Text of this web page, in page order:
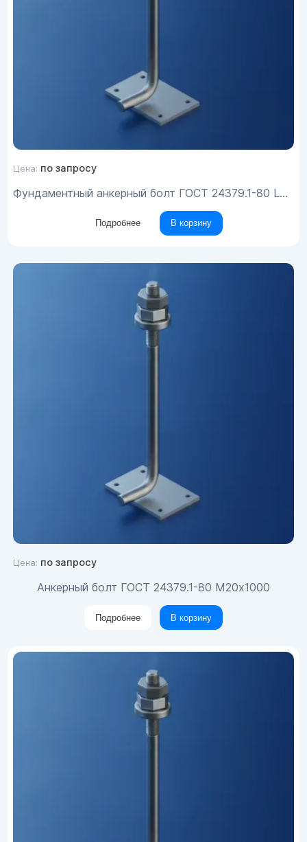
Цена: по запросу
Фундаментный анкерный болт ГОСТ 24379.1-80 L=75 (загиб 200) Вст3пс М16х1300
Подробнее В корзину
Цена: по запросу
Анкерный болт ГОСТ 24379.1-80 М20х1000
Подробнее В корзину